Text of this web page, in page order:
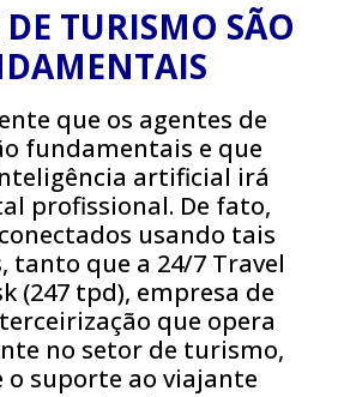
TURISMO SÃO
que os agentes de
fundamentais e que
artificial irá
profissional. De fato,
usando tais
tanto que a 24/7 Travel
(247 tpd), empresa de
que opera
no setor de turismo,
o suporte ao viajante